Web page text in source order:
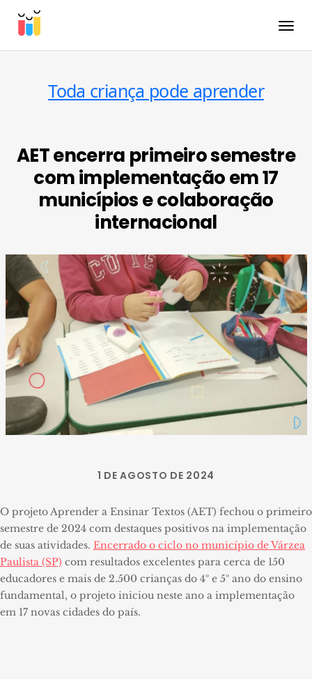
Toda criança pode aprender
AET encerra primeiro semestre
com implementação em 17
municípios e colaboração
internacional
1 DE AGOSTO DE 2024
O projeto Aprender a Ensinar Textos (AET) fechou o primeiro
semestre de 2024 com destaques positivos na implementação
de suas atividades. Encerrado o ciclo no município de Várzea
Paulista (SP) com resultados excelentes para cerca de 150
educadores e mais de 2.500 crianças do 4º e 5º ano do ensino
fundamental, o projeto iniciou neste ano a implementação
em 17 novas cidades do país.